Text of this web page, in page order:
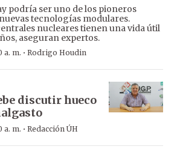
podría ser uno de los pioneros
tecnologías modulares.
nucleares tienen una vida útil
aseguran expertos.
a. m. · Rodrigo Houdin
discutir hueco
a. m. · Redacción ÚH